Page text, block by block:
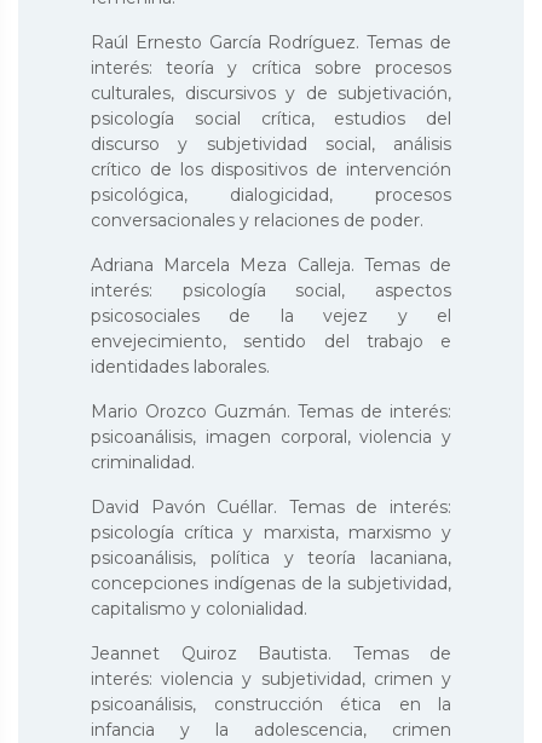
Raúl Ernesto García Rodríguez. Temas de
interés: teoría y crítica sobre procesos
culturales, discursivos y de subjetivación,
psicología social crítica, estudios del
discurso y subjetividad social, análisis
crítico de los dispositivos de intervención
psicológica, dialogicidad, procesos
conversacionales y relaciones de poder.
Adriana Marcela Meza Calleja. Temas de
interés: psicología social, aspectos
psicosociales de la vejez y el
envejecimiento, sentido del trabajo e
identidades laborales.
Mario Orozco Guzmán. Temas de interés:
psicoanálisis, imagen corporal, violencia y
criminalidad.
David Pavón Cuéllar. Temas de interés:
psicología crítica y marxista, marxismo y
psicoanálisis, política y teoría lacaniana,
concepciones indígenas de la subjetividad,
capitalismo y colonialidad.
Jeannet Quiroz Bautista. Temas de
interés: violencia y subjetividad, crimen y
psicoanálisis, construcción ética en la
infancia y la adolescencia, crimen